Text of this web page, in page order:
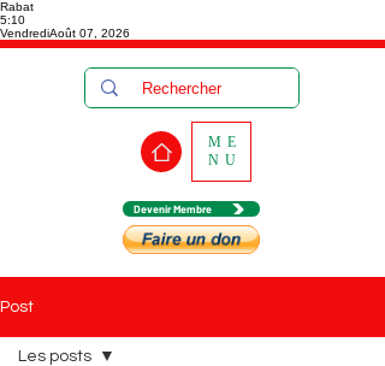
Rabat
5:10
VendrediAoût 07, 2026
Devenir Membre
ME
NU
Post
Les posts